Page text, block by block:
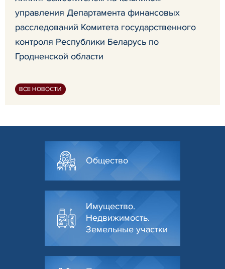
управления Департамента финансовых
расследований Комитета государственного
контроля Республики Беларусь по
Гродненской области
ВСЕ НОВОСТИ
Общество
Имущество.
Недвижимость.
Земельные участки